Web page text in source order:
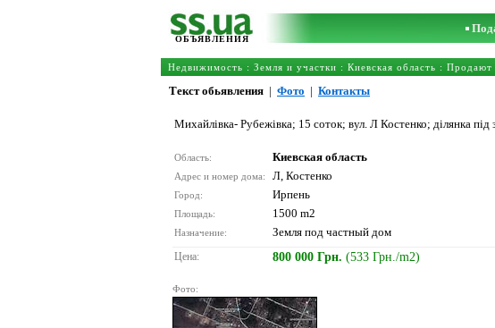
ОБЪЯВЛЕНИЯ
Недвижимость : Земля и участки : Киевская область : Продают
Текст обьявления | Фото | Контакты
Михайлівка- Рубежівка; 15 соток; вул. Л Костенко; ділянка
Область: Киевская область
Адрес и номер дома: Л, Костенко
Город: Ирпень
Площадь: 1500 m2
Назначение: Земля под частный дом
Цена: 800 000 Грн. (533 Грн./m2)
Фото: